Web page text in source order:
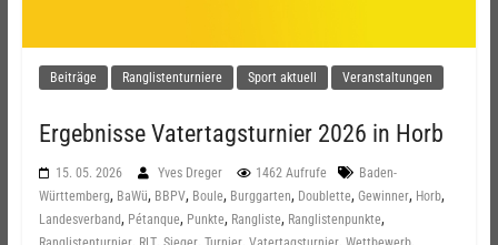
Beiträge Ranglistenturniere Sport aktuell Veranstaltungen
Ergebnisse Vatertagsturnier 2026 in Horb
15. 05. 2026 Yves Dreger 1462 Aufrufe
Baden-
Württemberg, BaWü, BBPV, Boule, Burggarten, Doublette, Gewinner, Horb,
Landesverband, Pétanque, Punkte, Rangliste, Ranglistenpunkte,
, , , , , ,